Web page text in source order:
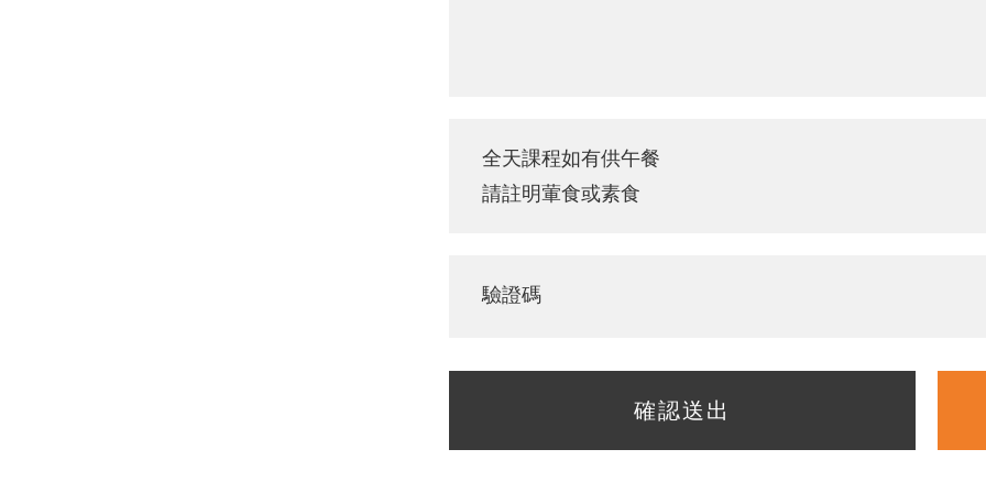
全天課程如有供午餐
請註明葷食或素食
驗證碼
確認送出